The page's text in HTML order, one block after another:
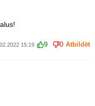
15:19 9 0 Atbildēt